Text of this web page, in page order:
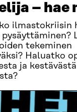
– hae
ilmastokriisin
tekeminen
Haluatko
ja kestävästä